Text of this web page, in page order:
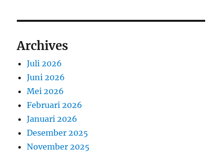
Archives
Juli 2026
Juni 2026
Mei 2026
Februari 2026
Januari 2026
Desember 2025
November 2025